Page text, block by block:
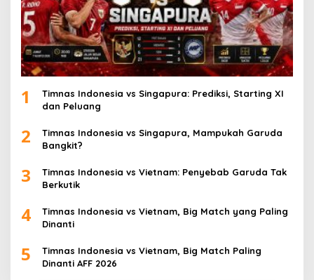
1
Timnas Indonesia vs Singapura: Prediksi, Starting XI
dan Peluang
2
Timnas Indonesia vs Singapura, Mampukah Garuda
Bangkit?
3
Timnas Indonesia vs Vietnam: Penyebab Garuda Tak
Berkutik
4
Timnas Indonesia vs Vietnam, Big Match yang Paling
Dinanti
5
Timnas Indonesia vs Vietnam, Big Match Paling
Dinanti AFF 2026